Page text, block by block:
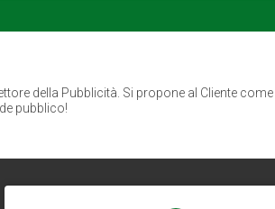
della Pubblicità. Si propone al Cliente
pubblico!